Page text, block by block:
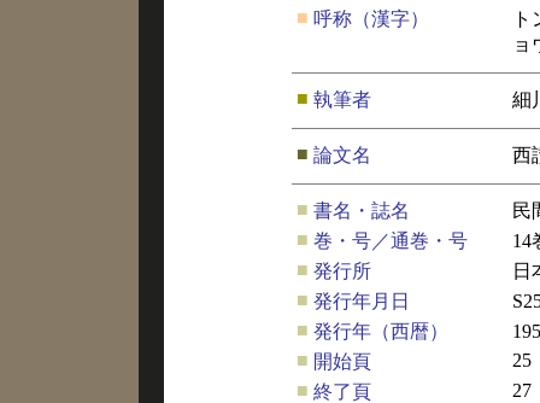
■ 呼称（漢字）
ョ
■ 執筆者 細
■ 論文名 西
■ 書名・誌名
民
■ 巻・号／通巻・号
14
■ 発行所
日
■ 発行年月日
■ 発行年（西暦）
■ 開始頁
25
■ 終了頁 27